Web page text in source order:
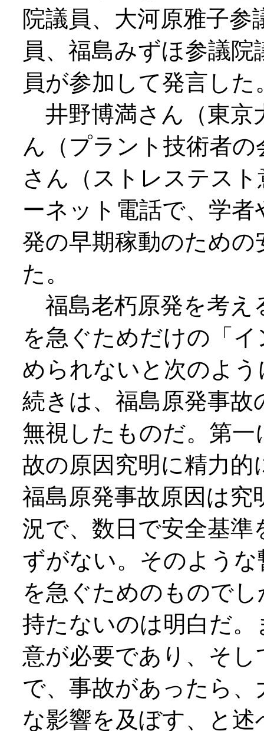
院議員、大河原雅子参
員、福島みずほ参議
員が参加して発言した
井野博満さん（東京
ん（プラント技術者
さん（ストレステス
ーネット電話で、学
発の早期稼動のため
た。
福島老朽原発を考え
を急ぐためだけの「
められないと次のよ
続きは、福島原発事
無視したものだ。第
故の原因究明に精力
福島原発事故原因は
況で、数日で安全基
ずがない。そのよう
を急ぐためのもので
持たないのは明白だ
意が必要であり、そ
で、事故があったら
な影響を及ぼす、と